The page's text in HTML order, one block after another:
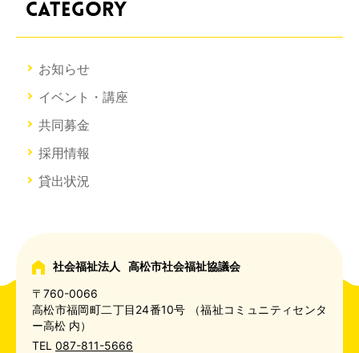
CATEGORY
お知らせ
イベント・講座
共同募金
採用情報
貸出状況
社会福祉法人
高松市社会福祉協議会
〒760-0066
高松市福岡町二丁目24番10号
（福祉コミュニティセンタ
ー高松 内）
TEL 087-811-5666